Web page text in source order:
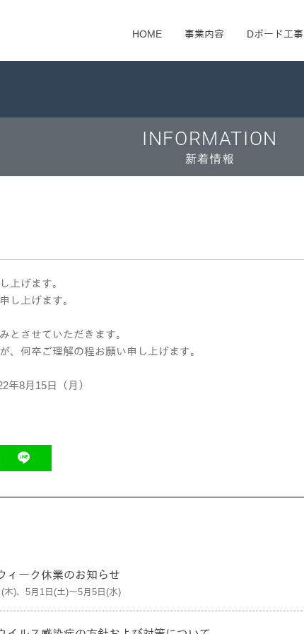
HOME 事業内容 Dボード工事
INFORMATION
新着情報
上げます。
し上げます。
とさせていただきます。
、何卒ご理解の程お願い申し上げます。
年8月15日（月）
ィーク休業のお知らせ
木)、5月1日(土)～5月5日(水)